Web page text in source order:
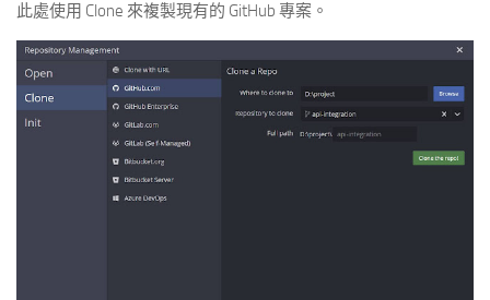
此處使用 Clone 來複製現有的 GitHub 專案。